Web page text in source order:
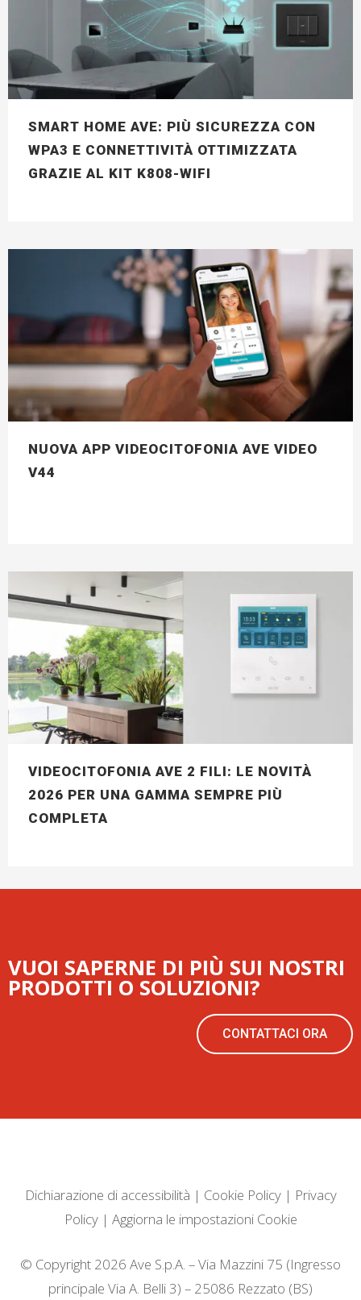
SMART HOME AVE: PIÙ SICUREZZA CON
WPA3 E CONNETTIVITÀ OTTIMIZZATA
GRAZIE AL KIT K808-WIFI
NUOVA APP VIDEOCITOFONIA AVE VIDEO
V44
VIDEOCITOFONIA AVE 2 FILI: LE NOVITÀ
2026 PER UNA GAMMA SEMPRE PIÙ
COMPLETA
VUOI SAPERNE DI PIÙ SUI NOSTRI
PRODOTTI O SOLUZIONI?
CONTATTACI ORA
Dichiarazione di accessibilità | Cookie Policy| Privacy
Policy| Aggiorna le impostazioni Cookie
© Copyright 2026 Ave S.p.A. – Via Mazzini 75 (Ingresso
principale Via A. Belli 3) – 25086 Rezzato (BS)